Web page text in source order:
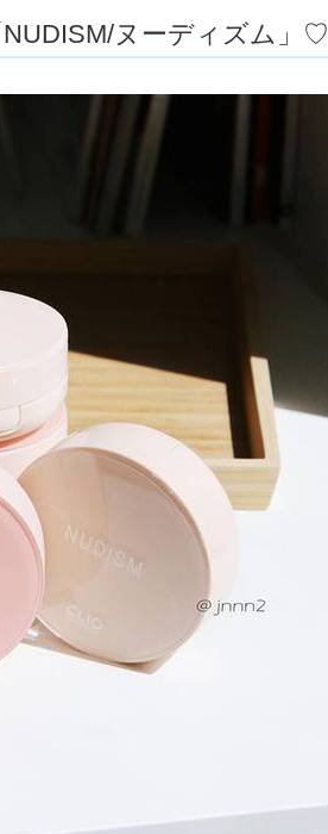
ヌーディズム」♡